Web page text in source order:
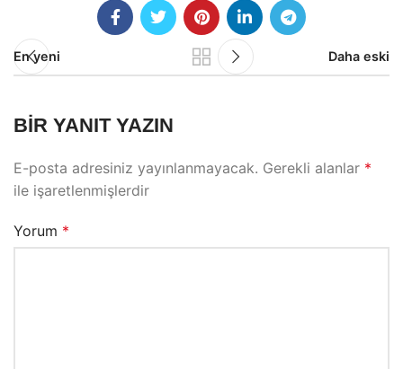
En yeni Daha eski
BIR YANIT YAZIN
E-posta adresiniz yayınlanmayacak. Gerekli alanlar *
ile işaretlenmişlerdir
Yorum *